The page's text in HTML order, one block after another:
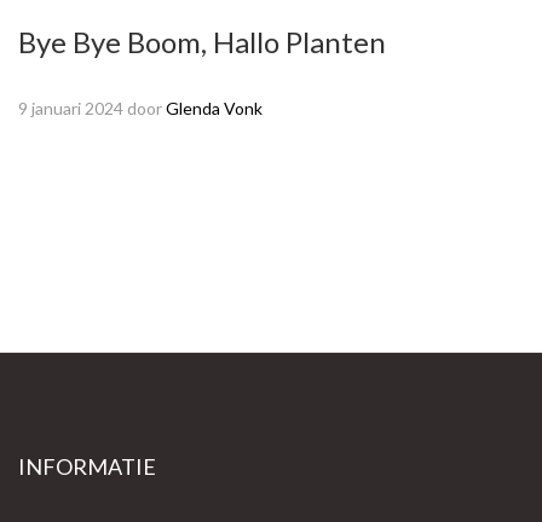
Bye Bye Boom, Hallo Planten
9 januari 2024 doorGlenda Vonk
INFORMATIE